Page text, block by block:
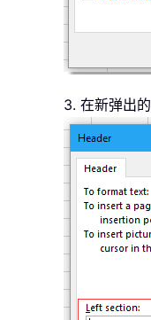
3. 在新弹出的